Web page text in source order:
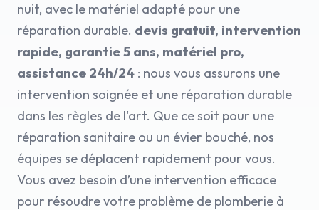
nuit, avec le matériel adapté pour une
réparation durable. devis gratuit, intervention
rapide, garantie 5 ans, matériel pro,
assistance 24h/24 : nous vous assurons une
intervention soignée et une réparation durable
dans les règles de l'art. Que ce soit pour une
réparation sanitaire ou un évier bouché, nos
équipes se déplacent rapidement pour vous.
Vous avez besoin d’une intervention efficace
pour résoudre votre problème de plomberie à